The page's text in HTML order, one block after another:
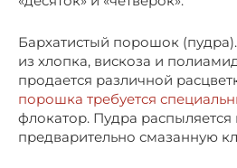
Бархатистый порошок
из хлопка, вискоза и
продается различной
порошка требуется
флокатор. Пудра распыляется
предварительно смазанную